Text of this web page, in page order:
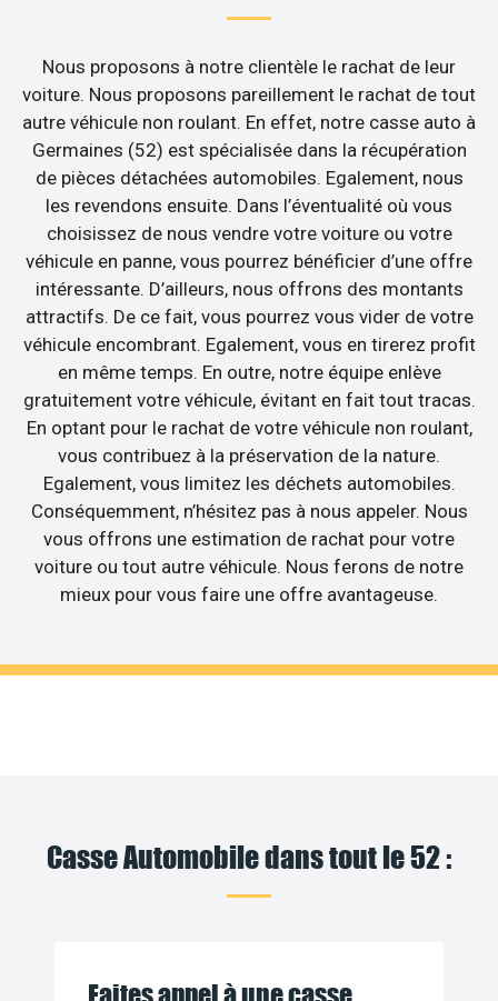
Nous proposons à notre clientèle le rachat de leur
voiture. Nous proposons pareillement le rachat de tout
autre véhicule non roulant. En effet, notre casse auto à
Germaines (52) est spécialisée dans la récupération
de pièces détachées automobiles. Egalement, nous
les revendons ensuite. Dans l’éventualité où vous
choisissez de nous vendre votre voiture ou votre
véhicule en panne, vous pourrez bénéficier d’une offre
intéressante. D’ailleurs, nous offrons des montants
attractifs. De ce fait, vous pourrez vous vider de votre
véhicule encombrant. Egalement, vous en tirerez profit
en même temps. En outre, notre équipe enlève
gratuitement votre véhicule, évitant en fait tout tracas.
En optant pour le rachat de votre véhicule non roulant,
vous contribuez à la préservation de la nature.
Egalement, vous limitez les déchets automobiles.
Conséquemment, n’hésitez pas à nous appeler. Nous
vous offrons une estimation de rachat pour votre
voiture ou tout autre véhicule. Nous ferons de notre
mieux pour vous faire une offre avantageuse.
Casse Automobile dans tout le 52 :